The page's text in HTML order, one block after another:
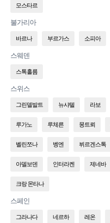
모스타르
불가리아
바르나 부르가스 소피아
스웨덴
스톡홀름
스위스
그린델발트 뉴샤텔 라보
루가노 루체른 몽트뢰
벨린쪼나 벵엔 뷔르겐스톡
아델보덴 인터라켄 제네바
크랑 몬타나
스페인
그라나다 네르하 레온